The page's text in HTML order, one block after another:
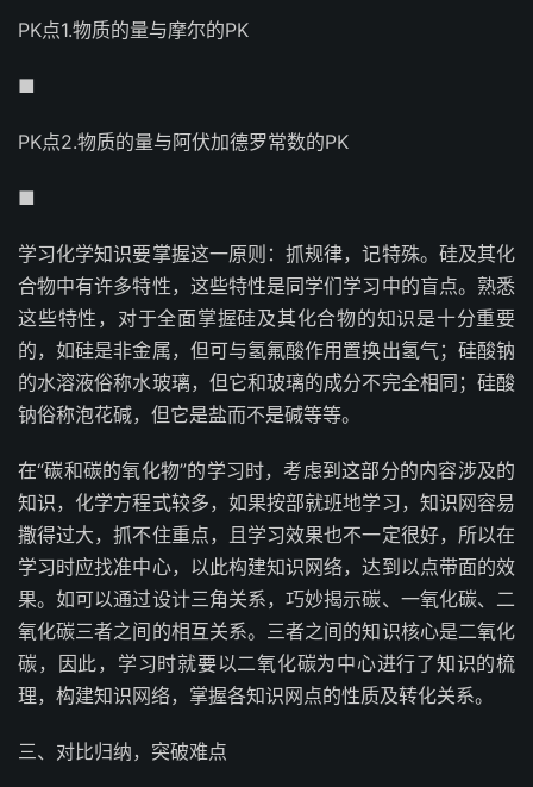
PK点1.物质的量与摩尔的PK
■
PK点2.物质的量与阿伏加德罗常数的PK
■
学习化学知识要掌握这一原则：抓规律，记特殊。硅及其化
合物中有许多特性，这些特性是同学们学习中的盲点。熟悉
这些特性，对于全面掌握硅及其化合物的知识是十分重要
的，如硅是非金属，但可与氢氟酸作用置换出氢气；硅酸钠
的水溶液俗称水玻璃，但它和玻璃的成分不完全相同；硅酸
钠俗称泡花碱，但它是盐而不是碱等等。
在“碳和碳的氧化物”的学习时，考虑到这部分的内容涉及的
知识，化学方程式较多，如果按部就班地学习，知识网容易
撒得过大，抓不住重点，且学习效果也不一定很好，所以在
学习时应找准中心，以此构建知识网络，达到以点带面的效
果。如可以通过设计三角关系，巧妙揭示碳、一氧化碳、二
氧化碳三者之间的相互关系。三者之间的知识核心是二氧化
碳，因此，学习时就要以二氧化碳为中心进行了知识的梳
理，构建知识网络，掌握各知识网点的性质及转化关系。
三、对比归纳，突破难点